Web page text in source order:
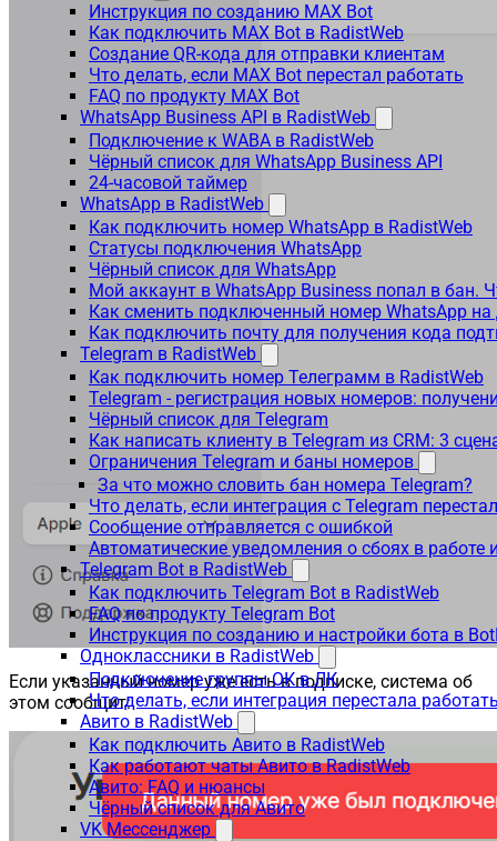
Инструкция по созданию MAX Bot
Как подключить MAX Bot в RadistWeb
Создание QR-кода для отправки клиентам
Что делать, если MAX Bot перестал работать
FAQ по продукту MAX Bot
WhatsApp Business API в RadistWeb
Подключение к WABA в RadistWeb
Чёрный список для WhatsApp Business API
24-часовой таймер
WhatsApp в RadistWeb
Как подключить номер WhatsApp в RadistWeb
Статусы подключения WhatsApp
Чёрный список для WhatsApp
Мой аккаунт в WhatsApp Business попал в бан.
Как сменить подключенный номер WhatsApp на
Как подключить почту для получения кода
Telegram в RadistWeb
Как подключить номер Телеграмм в RadistWeb
Telegram - регистрация новых номеров:
Чёрный список для Telegram
Как написать клиенту в Telegram из CRM: 3
Ограничения Telegram и баны номеров
За что можно словить бан номера Telegram?
Что делать, если интеграция с Telegram
Сообщение отправляется с ошибкой
Автоматические уведомления о сбоях в работе
Telegram Bot в RadistWeb
Как подключить Telegram Bot в RadistWeb
FAQ по продукту Telegram Bot
Инструкция по созданию и настройки бота в
Одноклассники в RadistWeb
Подключение группы ОК в ЛК
Что делать, если интеграция перестала
Авито в RadistWeb
Как подключить Авито в RadistWeb
Как работают чаты Авито в RadistWeb
Авито: FAQ и нюансы
Чёрный список для Авито
VK Мессенджер
Если указанный номер уже есть в подписке, система об
этом сообщит: